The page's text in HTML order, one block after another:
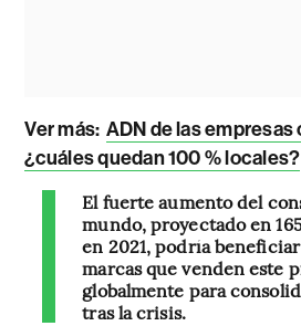
Ver más: ADN de las
¿cuáles quedan 100 % locales?
El fuerte aumento del
mundo, proyectado en
en 2021, podría
marcas que venden este
globalmente para
tras la crisis.